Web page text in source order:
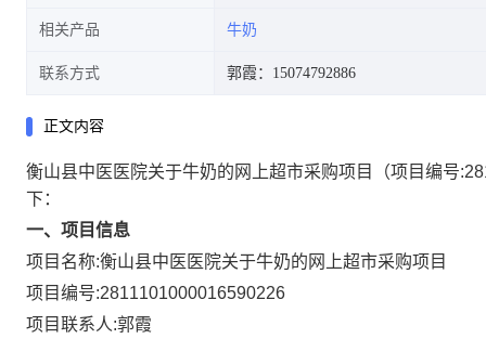
相关产品 牛奶
联系方式 郭霞：15074792886
正文内容
衡山县中医医院关于牛奶的网上超市采购项目 （项目编号:
下：
一、项目信息
项目名称:衡山县中医医院关于牛奶的网上超市采购项目
项目编号:2811101000016590226
项目联系人:郭霞